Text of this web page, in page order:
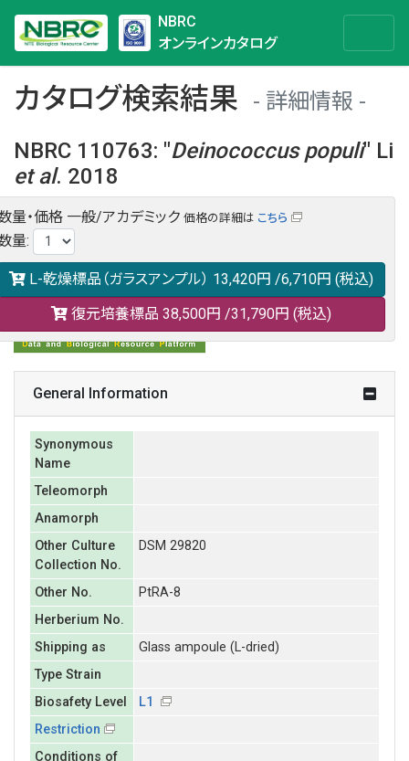
NBRC
オンラインカタログ
カタログ検索結果
詳細情報
NBRC 110763: "Deinococcus populi" Li
et al. 2018
NBRC 110763の情報や関連データは以下のバナー(DBRP)か
らご覧ください。
日本語での検索も可能です。
量・価格 一般/アカデミック 価格の詳細は こちら
量:
L-乾燥標品（ガラスアンプル） 13,420円 /6,710円 (税込)
復元培養標品 38,500円 /31,790円 (税込)
General Information
Synonymous
Name
Teleomorph
Anamorph
Other Culture
Collection No.
DSM 29820
Other No.
PtRA-8
Herberium No.
Shipping as
Glass ampoule (L-dried)
Type Strain
Biosafety Level
L1
Restriction
Conditions of